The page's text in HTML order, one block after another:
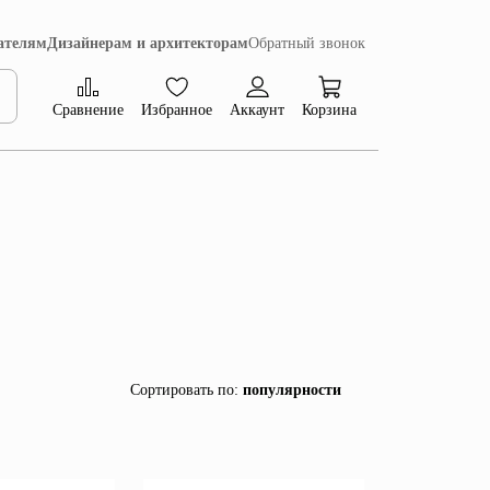
Дизайнерам и архитекторамОбратный звонок
Сравнение Избранное Аккаунт Корзина
Сортировать по: популярности